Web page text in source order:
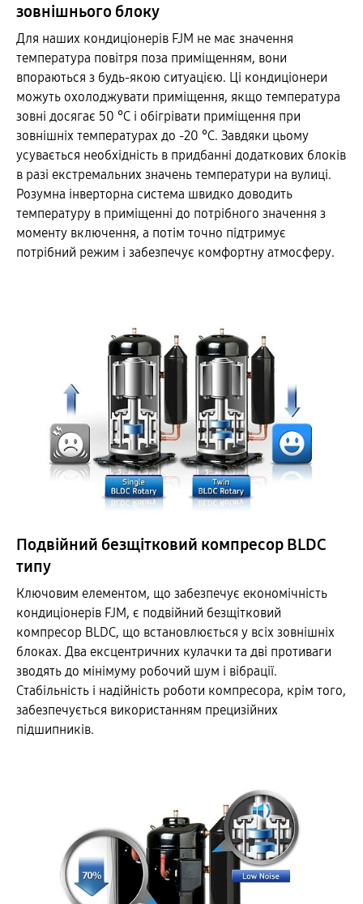
зовнішнього блоку
Для наших кондиціонерів FJM не має значення
температура повітря поза приміщенням, вони
впораються з будь-якою ситуацією. Ці кондиціонери
можуть охолоджувати приміщення, якщо температура
зовні досягає 50 °C і обігрівати приміщення при
зовнішніх температурах до -20 °C. Завдяки цьому
усувається необхідність в придбанні додаткових блоків
в разі екстремальних значень температури на вулиці.
Розумна інверторна система швидко доводить
температуру в приміщенні до потрібного значення з
моменту включення, а потім точно підтримує
потрібний режим і забезпечує комфортну атмосферу.
Подвійний безщітковий компресор BLDC
типу
Ключовим елементом, що забезпечує економічність
кондиціонерів FJM, є подвійний безщітковий
компресор BLDC, що встановлюється у всіх зовнішніх
блоках. Два ексцентричних кулачки та дві противаги
зводять до мінімуму робочий шум і вібрації.
Стабільність і надійність роботи компресора, крім того,
забезпечується використанням прецизійних
підшипників.